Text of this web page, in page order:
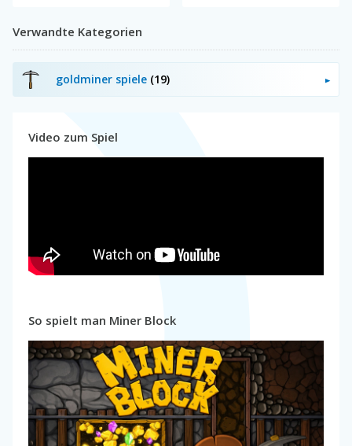
Verwandte Kategorien
goldminer spiele (19)
Video zum Spiel
So spielt man Miner Block